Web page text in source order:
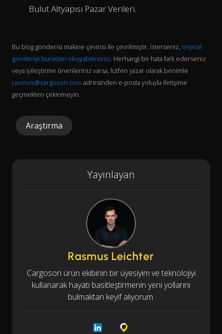
Bulut Altyapısı Pazar Verileri.
Bu blog gönderisi makine çevirisi ile çevrilmiştir. İsterseniz, orijinal
gönderiyi buradan okuyabilirsiniz. Herhangi bir hata fark ederseniz
veya iyileştirme önerileriniz varsa, lütfen yazar olarak benimle
rasmus@cargoson.com adresinden e-posta yoluyla iletişime
geçmekten çekinmeyin.
Araştırma
Yayınlayan
Rasmus Leichter
Cargoson ürün ekibinin bir üyesiyim ve teknolojiyi
kullanarak hayatı basitleştirmenin yeni yollarını
bulmaktan keyif alıyorum.